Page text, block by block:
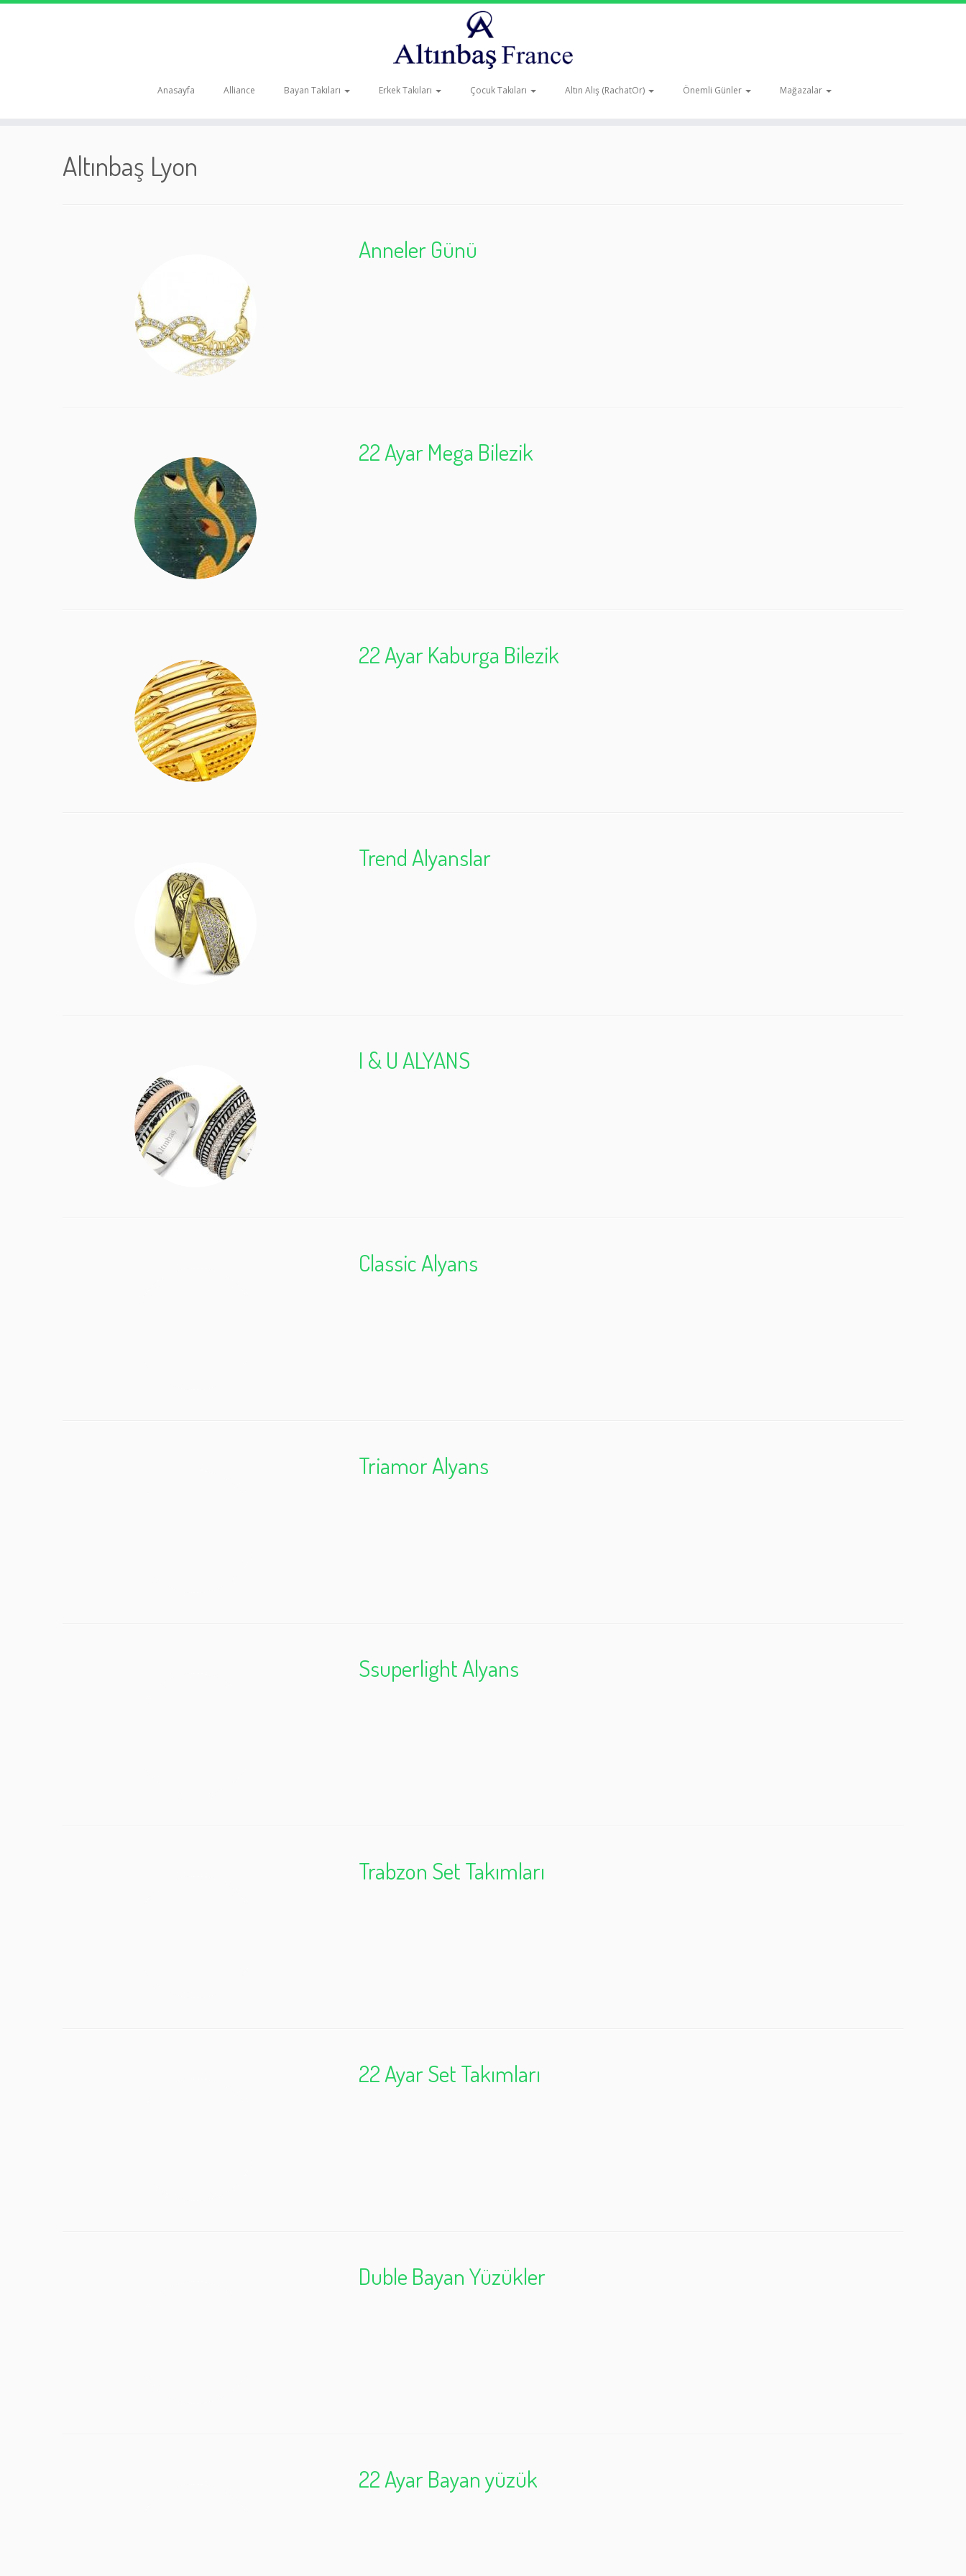
Anasayfa Alliance Bayan Takıları Erkek Takıları Çocuk Takıları Altın Alış (RachatOr) Önemli Günler Mağazalar
Altınbaş Lyon
Anneler Günü
22 Ayar Mega Bilezik
22 Ayar Kaburga Bilezik
Trend Alyanslar
I & U ALYANS
Classic Alyans
Triamor Alyans
Ssuperlight Alyans
Trabzon Set Takımları
22 Ayar Set Takımları
Duble Bayan Yüzükler
22 Ayar Bayan yüzük